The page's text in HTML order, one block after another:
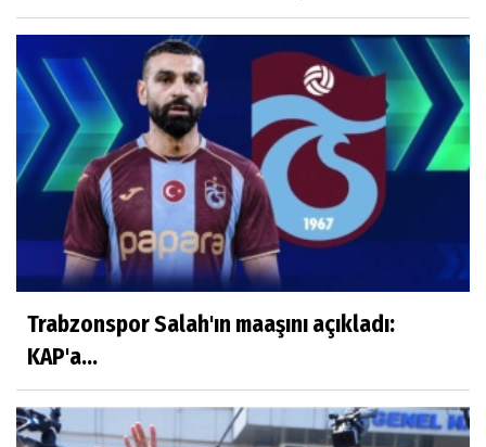
Trabzonspor Salah'ın maaşını açıkladı:
KAP'a...